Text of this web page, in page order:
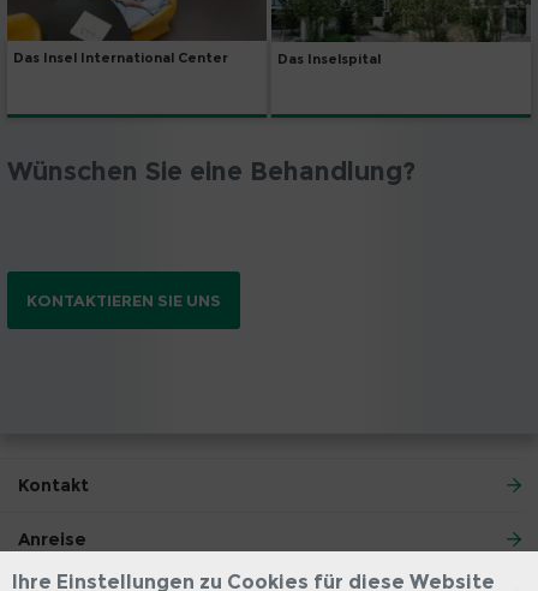
Das Insel International Center Das Inselspital
Wünschen Sie eine Behandlung?
KONTAKTIEREN SIE UNS
Kontakt
Anreise
Ihre Einstellungen zu Cookies für diese Website